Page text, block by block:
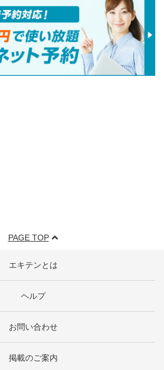
PAGE TOP
エキテンとは
ヘルプ
お問い合わせ
掲載のご案内